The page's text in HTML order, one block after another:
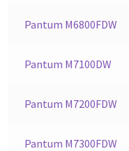
Pantum M6800FDW
Pantum M7100DW
Pantum M7200FDW
Pantum M7300FDW